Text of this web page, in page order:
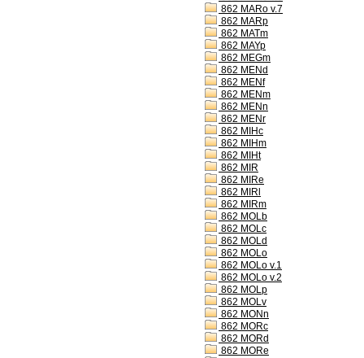
862 MARo v.7
862 MARp
862 MATm
862 MAYp
862 MEGm
862 MENd
862 MENf
862 MENm
862 MENn
862 MENr
862 MIHc
862 MIHm
862 MIHt
862 MIR
862 MIRe
862 MIRl
862 MIRm
862 MOLb
862 MOLc
862 MOLd
862 MOLo
862 MOLo v.1
862 MOLo v.2
862 MOLp
862 MOLv
862 MONn
862 MORc
862 MORd
862 MORe